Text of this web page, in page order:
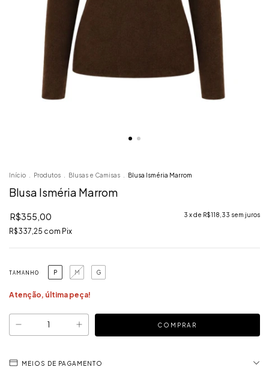
Início Produtos Blusas e Camisas Blusa Isméria Marrom
Blusa Isméria Marrom
R$355,00 3 x de R$118,33 sem juros
R$337,25 com Pix
TAMANHO P M G
Atenção, última peça!
MEIOS DE PAGAMENTO